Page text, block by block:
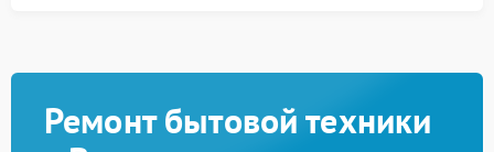
Ремонт бытовой техники